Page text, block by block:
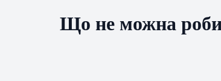
Що не можна